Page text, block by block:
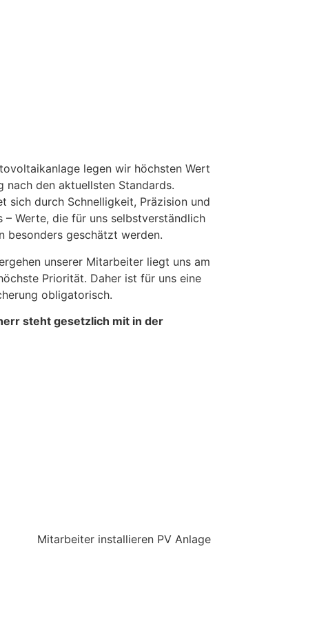
legen wir höchsten Wert
nach den aktuellsten Standards.
sich durch Schnelligkeit, Präzision und
– Werte, die für uns selbstverständlich
besonders geschätzt werden.
unserer Mitarbeiter liegt uns am
Priorität. Daher ist für uns eine
obligatorisch.
steht gesetzlich mit in der